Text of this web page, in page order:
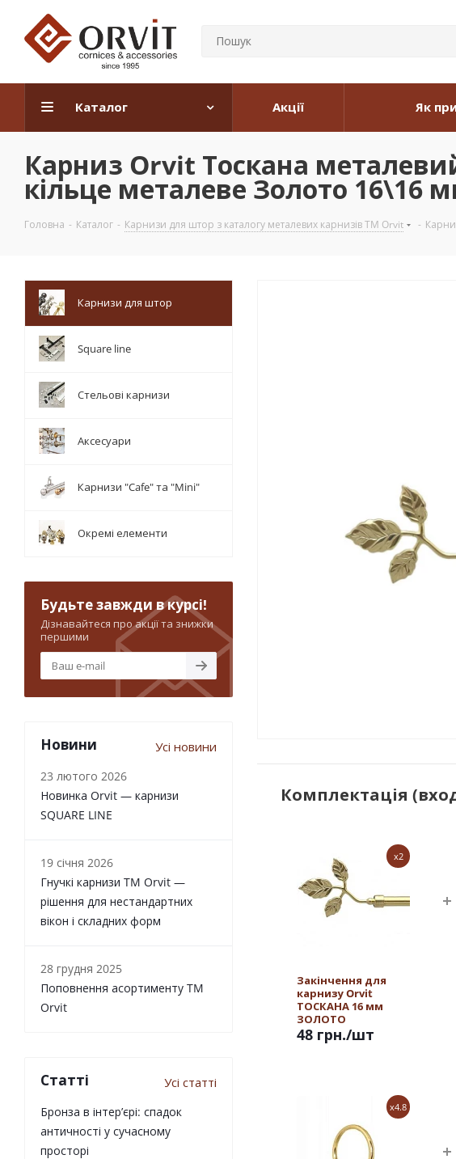
Каталог Акції Як
Карниз Orvit Тоскана
кільце металеве Золото 16\16
Головна - Каталог - Карнизи для штор з каталогу металевих карнизів TM Orvit -
Комплектація
x2
Закінчення для
карнизу Orvit
ТОСКАНА 16 мм
ЗОЛОТО
48 грн./шт
x4.8
Карнизи для штор
Square line
Стельові карнизи
Аксесуари
Карнизи "Cafe" та "Mini"
Окремі елементи
Будьте завжди в курсі!
Дізнавайтеся про акції та знижки
першими
Новини Усі новини
23 лютого 2026
Новинка Orvit — карнизи
SQUARE LINE
19 січня 2026
Гнучкі карнизи TM Orvit —
рішення для нестандартних
вікон і складних форм
28 грудня 2025
Поповнення асортименту TM
Orvit
Статті Усі статті
Бронза в інтер’єрі: спадок
античності у сучасному
просторі